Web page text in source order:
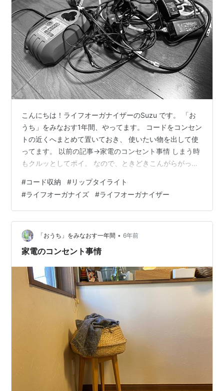
こんにちは！ライフオーガナイザーのSuzu です。 「お
うち」をみなおす1年間、やってます。 コードをコンセン
トの近くへまとめて置いておき、 使いたい物を出して使
ってます。 以前の記事→家電のコンセント事情 しまう時
もクルッとしてポイ。 なので、ときどきこんがらがって
item.rakuten.co.jp を取り入れてみました。 業務用に開
発されたものだそうで 200-10000回、大丈夫ですとのこ
と。 リップ式というそうですが、クルッと一度通すだけ
でズレません。 コードをまとめてすっきり ノートパソコ
ン マキタの充電器 プリンター 毛玉取り機 ホットプ…
#コード収納 #リップタイライト
#ライフオーガナイズ #ライフオーガナイザー
「おうち」をみなおす一年間 • 6年前
家電のコンセント事情